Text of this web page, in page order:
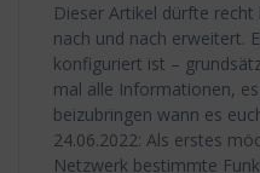
Dieser Artikel dürfte
nach und nach erweitert.
konfiguriert ist –
mal alle Informationen,
beizubringen wann es
24.06.2022: Als erstes
Netzwerk bestimmte